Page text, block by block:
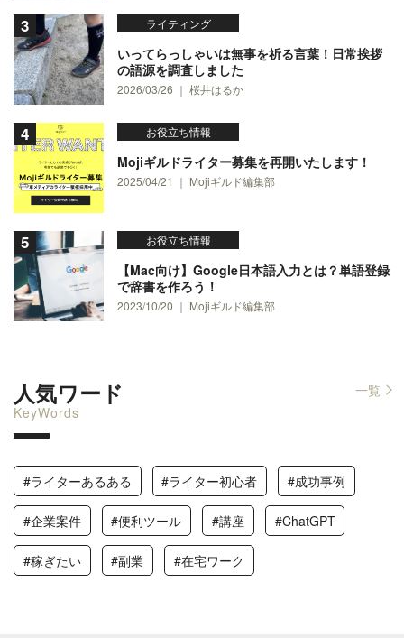
ライティング
いってらっしゃいは無事を祈る言葉！日常挨拶
の語源を調査しました
2026/03/26 ｜ 桜井はるか
お役立ち情報
Mojiギルドライター募集を再開いたします！
2025/04/21 ｜ Mojiギルド編集部
お役立ち情報
【Mac向け】Google日本語入力とは？単語登録
で辞書を作ろう！
2023/10/20 ｜ Mojiギルド編集部
人気ワード
KeyWords
一覧
#ライターあるある #ライター初心者 #成功事例
#企業案件 #便利ツール #講座 #ChatGPT
#稼ぎたい #副業 #在宅ワーク